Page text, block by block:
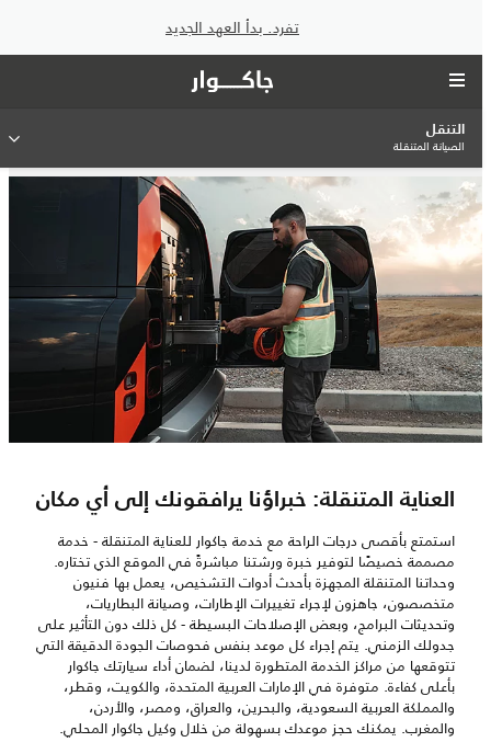
تفرد. بدأ العهد الجديد
التنقل
الصيانة المتنقلة
العناية المتنقلة: خبراؤنا يرافقونك إلى أي مكان
استمتع بأقصى درجات الراحة مع خدمة جاكوار للعناية المتنقلة - خدمة
مصممة خصيصًا لتوفير خبرة ورشتنا مباشرةً في الموقع الذي تختاره.
وحداتنا المتنقلة المجهزة بأحدث أدوات التشخيص، يعمل بها فنيون
متخصصون، جاهزون لإجراء تغييرات الإطارات، وصيانة البطاريات،
وتحديثات البرامج، وبعض الإصلاحات البسيطة - كل ذلك دون التأثير على
جدولك الزمني. يتم إجراء كل موعد بنفس فحوصات الجودة الدقيقة التي
تتوقعها من مراكز الخدمة المتطورة لدينا، لضمان أداء سيارتك جاكوار
بأعلى كفاءة. متوفرة في الإمارات العربية المتحدة، والكويت، وقطر،
والمملكة العربية السعودية، والبحرين، والعراق، ومصر، والأردن،
والمغرب. يمكنك حجز موعدك بسهولة من خلال وكيل جاكوار المحلي.